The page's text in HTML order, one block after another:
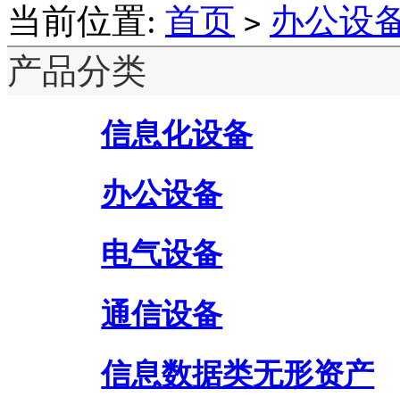
当前位置: 首页 > 办公设
产品分类
信息化设备
办公设备
电气设备
通信设备
信息数据类无形资产